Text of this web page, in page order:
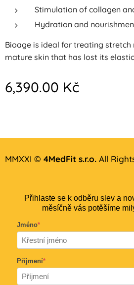
Stimulation of collagen
Hydration and
Bioage is ideal for treating stretch
mature skin that has lost its
6,390.00 Kč
MMXXI © 4MedFit s.r.o. All
Přihlaste se k odběru slev a
měsíčně vás potěšíme
Jméno*
Příjmení*